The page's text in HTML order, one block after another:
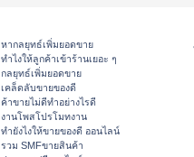
หากลยุทธ์เพิ่มยอดขาย
ทําไงให้ลูกค้าเข้าร้านเยอะ ๆ
กลยุทธ์เพิ่มยอดขาย
เคล็ดลับขายของดี
ค้าขายไม่ดีทำอย่างไรดี
งานโพสโปรโมทงาน
ทํายังไงให้ขายของดี ออนไลน์
รวม SMFขายสินค้า